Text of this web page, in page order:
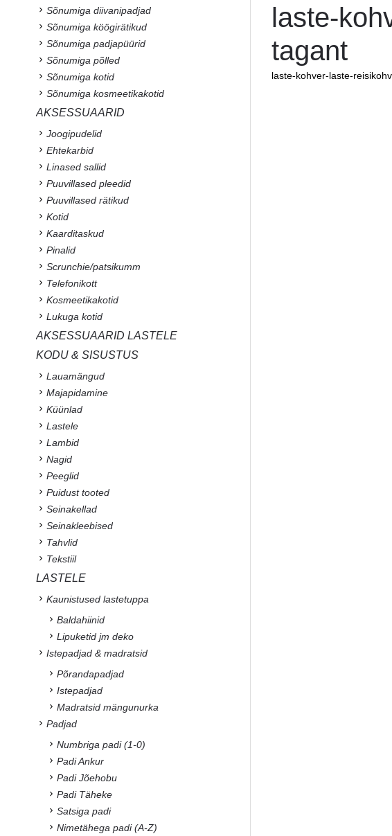
laste-
tagant
laste-kohver-laste-
Sõnumiga diivanipadjad
Sõnumiga köögirätikud
Sõnumiga padjapüürid
Sõnumiga põlled
Sõnumiga kotid
Sõnumiga kosmeetikakotid
AKSESSUAARID
Joogipudelid
Ehtekarbid
Linased sallid
Puuvillased pleedid
Puuvillased rätikud
Kotid
Kaarditaskud
Pinalid
Scrunchie/patsikumm
Telefonikott
Kosmeetikakotid
Lukuga kotid
AKSESSUAARID LASTELE
KODU & SISUSTUS
Lauamängud
Majapidamine
Küünlad
Lastele
Lambid
Nagid
Peeglid
Puidust tooted
Seinakellad
Seinakleebised
Tahvlid
Tekstiil
LASTELE
Kaunistused lastetuppa
Baldahiinid
Lipuketid jm deko
Istepadjad & madratsid
Põrandapadjad
Istepadjad
Madratsid mängunurka
Padjad
Numbriga padi (1-0)
Padi Ankur
Padi Jõehobu
Padi Täheke
Satsiga padi
Nimetähega padi (A-Z)